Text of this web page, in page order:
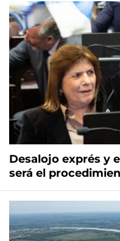
Desalojo exprés y
será el